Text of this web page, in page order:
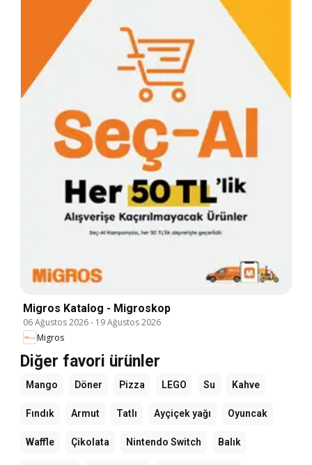
Migros Katalog - Migroskop
06 Ağustos 2026- 19 Ağustos 2026
Migros
Diğer favori ürünler
Mango Döner Pizza LEGO Su Kahve
Fındık Armut Tatlı Ayçiçek yağı Oyuncak
Waffle Çikolata Nintendo Switch Balık